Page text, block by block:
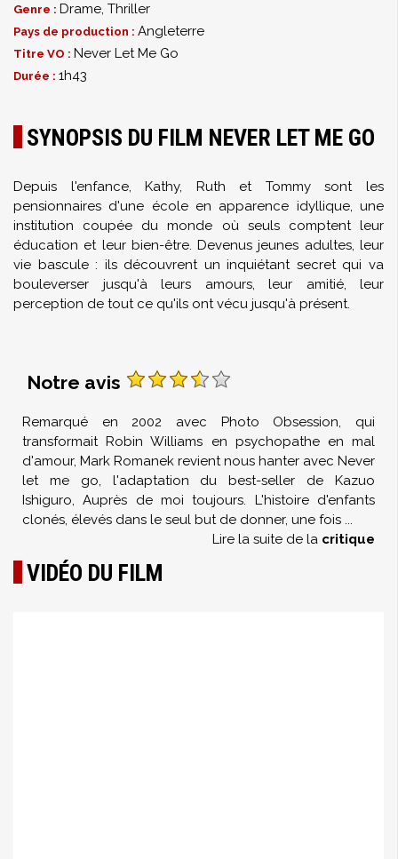
Genre : Drame, Thriller
Pays de production : Angleterre
Titre VO : Never Let Me Go
Durée : 1h43
SYNOPSIS DU FILM NEVER LET ME GO
Depuis l'enfance, Kathy, Ruth et Tommy sont les
pensionnaires d'une école en apparence idyllique, une
institution coupée du monde où seuls comptent leur
éducation et leur bien-être. Devenus jeunes adultes, leur
vie bascule : ils découvrent un inquiétant secret qui va
bouleverser jusqu'à leurs amours, leur amitié, leur
perception de tout ce qu'ils ont vécu jusqu'à présent.
Notre avis
Remarqué en 2002 avec Photo Obsession, qui
transformait Robin Williams en psychopathe en mal
d'amour, Mark Romanek revient nous hanter avec Never
let me go, l'adaptation du best-seller de Kazuo
Ishiguro, Auprès de moi toujours. L'histoire d'enfants
clonés, élevés dans le seul but de donner, une fois ...
Lire la suite de la critique
VIDÉO DU FILM